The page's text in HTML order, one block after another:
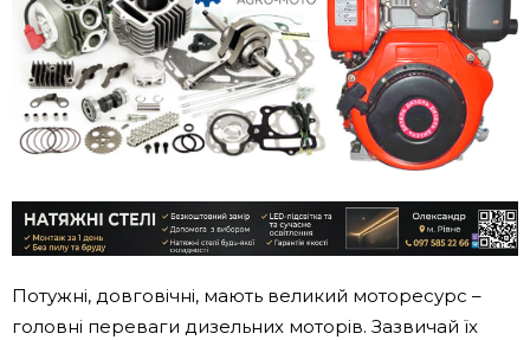
Потужні, довговічні, мають великий моторесурс –
головні переваги дизельних моторів. Зазвичай їх